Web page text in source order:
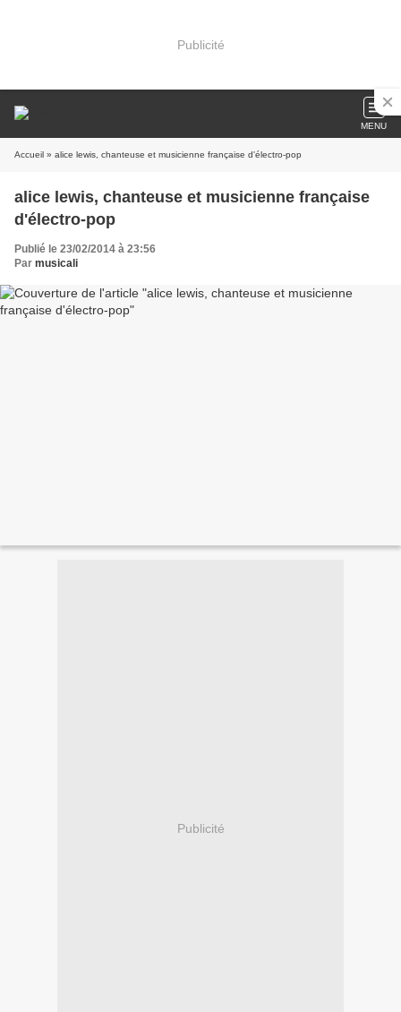
Publicité
MENU
Accueil » alice lewis, chanteuse et musicienne française d'électro-pop
alice lewis, chanteuse et musicienne française
d'électro-pop
Publié le 23/02/2014 à 23:56
Par musicali
Publicité